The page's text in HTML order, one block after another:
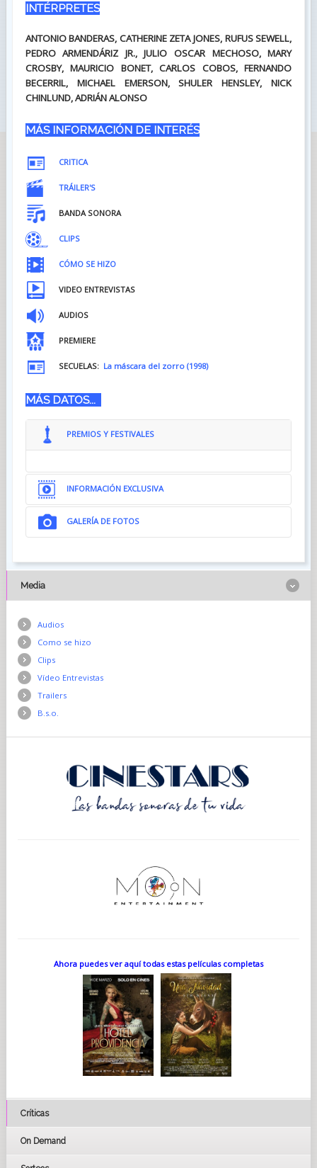
INTÉRPRETES
ANTONIO BANDERAS, CATHERINE ZETA JONES, RUFUS SEWELL,
PEDRO ARMENDÁRIZ JR., JULIO OSCAR MECHOSO, MARY
CROSBY, MAURICIO BONET, CARLOS COBOS, FERNANDO
BECERRIL, MICHAEL EMERSON, SHULER HENSLEY, NICK
CHINLUND, ADRIÁN ALONSO
MÁS INFORMACIÓN DE INTERÉS
CRITICA
TRÁILER'S
BANDA SONORA
CLIPS
CÓMO SE HIZO
VIDEO ENTREVISTAS
AUDIOS
PREMIERE
SECUELAS: La máscara del zorro (1998)
MÁS DATOS...
PREMIOS Y FESTIVALES
INFORMACIÓN EXCLUSIVA
GALERÍA DE FOTOS
Media
Audios
Como se hizo
Clips
Vídeo Entrevistas
Trailers
B.s.o.
Ahora puedes ver aquí todas estas películas completas
Críticas
On Demand